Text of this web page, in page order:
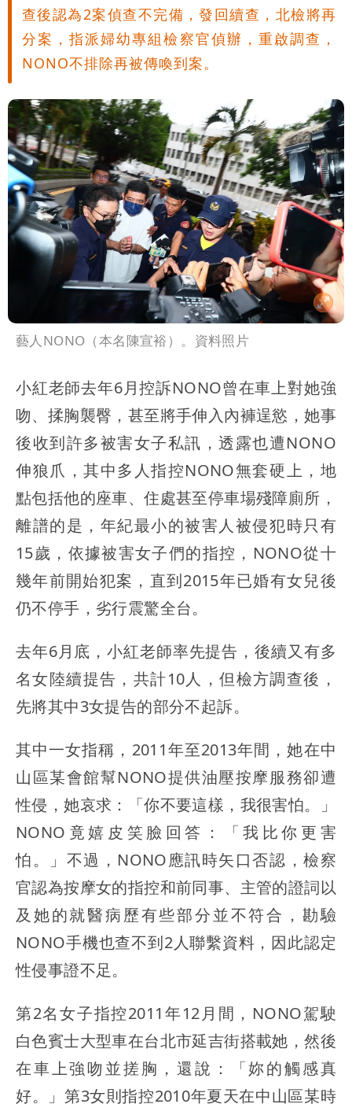
查後認為2案偵查不完備，發回續查，北檢將再
分案，指派婦幼專組檢察官偵辦，重啟調查，
NONO不排除再被傳喚到案。
藝人NONO（本名陳宣裕）。資料照片
小紅老師去年6月控訴NONO曾在車上對她強
吻、揉胸襲臀，甚至將手伸入內褲逞慾，她事
後收到許多被害女子私訊，透露也遭NONO
伸狼爪，其中多人指控NONO無套硬上，地
點包括他的座車、住處甚至停車場殘障廁所，
離譜的是，年紀最小的被害人被侵犯時只有
15歲，依據被害女子們的指控，NONO從十
幾年前開始犯案，直到2015年已婚有女兒後
仍不停手，劣行震驚全台。
去年6月底，小紅老師率先提告，後續又有多
名女陸續提告，共計10人，但檢方調查後，
先將其中3女提告的部分不起訴。
其中一女指稱，2011年至2013年間，她在中
山區某會館幫NONO提供油壓按摩服務卻遭
性侵，她哀求：「你不要這樣，我很害怕。」
NONO竟嬉皮笑臉回答：「我比你更害
怕。」不過，NONO應訊時矢口否認，檢察
官認為按摩女的指控和前同事、主管的證詞以
及她的就醫病歷有些部分並不符合，勘驗
NONO手機也查不到2人聯繫資料，因此認定
性侵事證不足。
第2名女子指控2011年12月間，NONO駕駛
白色賓士大型車在台北市延吉街搭載她，然後
在車上強吻並搓胸，還說：「妳的觸感真
好。」第3女則指控2010年夏天在中山區某時